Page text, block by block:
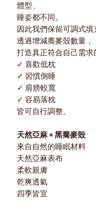
體型、
睡姿都不同。
因此我們保留可調式填
透過增減蕎麥殼數量，
打造真正符合自己需求
✓ 喜歡低枕
✓ 習慣側睡
✓ 肩膀較寬
✓ 容易落枕
皆可自行調整。
天然亞麻 × 黑蕎麥殼
來自自然的睡眠材料
天然亞麻表布
柔軟親膚
乾爽透氣
四季皆宜